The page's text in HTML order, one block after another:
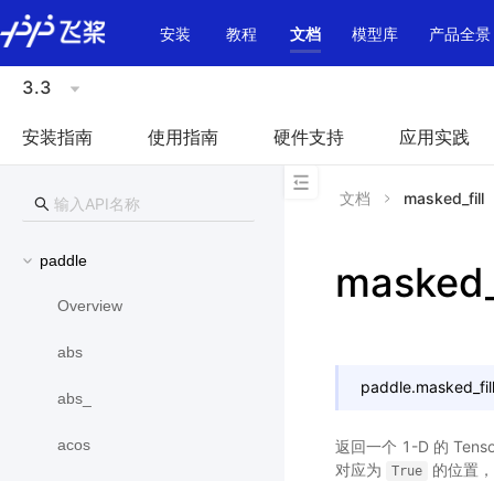
\u200E
安装
教程 文档 模型库 产品全景
3.3
安装指南 使用指南 硬件支持 应用实践
paddle
Overview
abs
abs_
acos
文档 masked_fill
paddle.masked_fill
返回一个 1-D 的
对应为
True 的位置，